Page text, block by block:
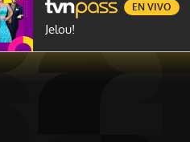
PROGRAMAS GENTE TVN
Jelou!
EN VIVO